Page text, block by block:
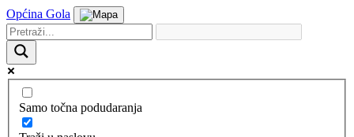
Općina Gola
Samo točna podudaranja